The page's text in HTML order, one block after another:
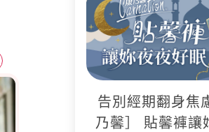
告別經期翻身焦
乃馨］ 貼馨褲讓